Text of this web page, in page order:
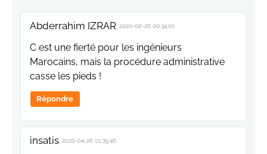
Abderrahim IZRAR 2020-08-26 00:34:01
C est une fierté pour les ingénieurs
Marocains, mais la procédure administrative
casse les pieds !
Répondre
insatis 2020-04-26 01:39:46